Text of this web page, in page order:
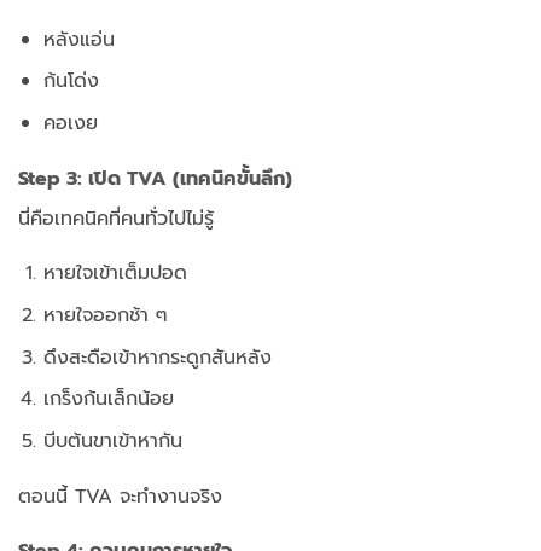
หลังแอ่น
ก้นโด่ง
คอเงย
Step 3: เปิด TVA (เทคนิคขั้นลึก)
นี่คือเทคนิคที่คนทั่วไปไม่รู้
หายใจเข้าเต็มปอด
หายใจออกช้า ๆ
ดึงสะดือเข้าหากระดูกสันหลัง
เกร็งก้นเล็กน้อย
บีบต้นขาเข้าหากัน
ตอนนี้ TVA จะทำงานจริง